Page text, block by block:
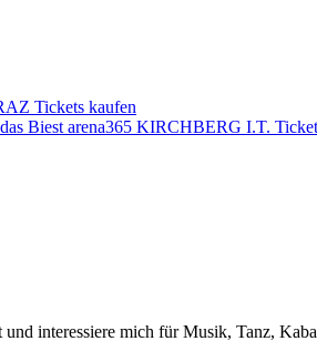
Tickets kaufen
Biest arena365 KIRCHBERG I.T.
interessiere mich für Musik, Tanz,